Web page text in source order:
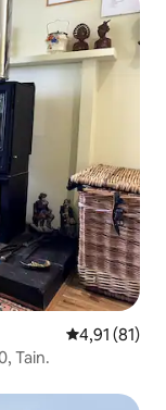
Évaluation
4,91 (81)
Tain.